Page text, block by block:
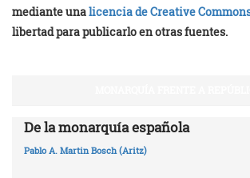
mediante unalicencia de Creative
libertad para publicarlo en otras fuentes.
De la monarquía española
Pablo A. Martin Bosch (Aritz)